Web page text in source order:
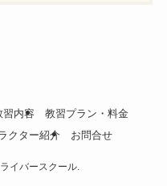
習内容
教習プラン・料金
クター紹介 お問合せ
イバースクール.